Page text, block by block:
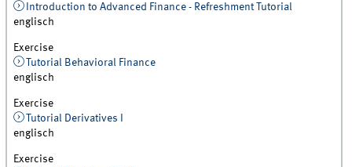
Introduction to Advanced Finance - Refreshment Tutorial
englisch
Exercise
Tutorial Behavioral Finance
englisch
Exercise
Tutorial Derivatives I
englisch
Exercise